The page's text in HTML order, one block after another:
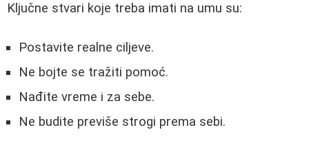
Ključne stvari koje treba imati na umu su:
Postavite realne ciljeve.
Ne bojte se tražiti pomoć.
Nađite vreme i za sebe.
Ne budite previše strogi prema sebi.